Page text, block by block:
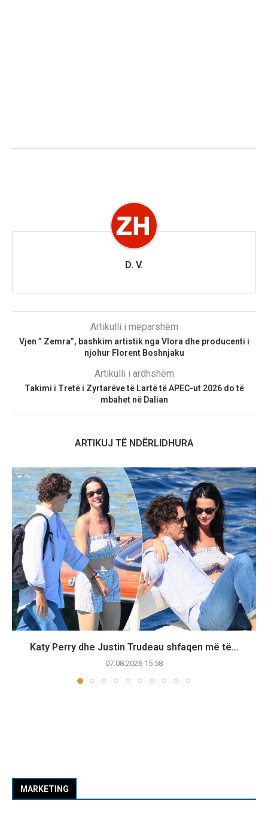
D. V.
Artikulli i mëparshëm
Vjen ” Zemra”, bashkim artistik nga Vlora dhe producenti i
njohur Florent Boshnjaku
Artikulli i ardhshëm
Takimi i Tretë i Zyrtarëve të Lartë të APEC-ut 2026 do të
mbahet në Dalian
ARTIKUJ TË NDËRLIDHURA
Katy Perry dhe Justin Trudeau shfaqen më të...
07.08.2026 15:58
MARKETING